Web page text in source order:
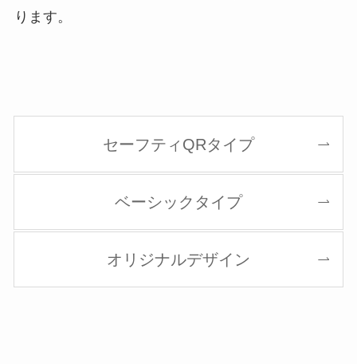
ります。
セーフティQRタイプ
ベーシックタイプ
オリジナルデザイン